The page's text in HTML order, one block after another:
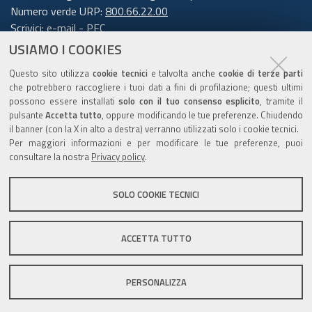
USIAMO I COOKIES
Questo sito utilizza cookie tecnici e talvolta anchecookie di terze parti
che potrebbero raccogliere i tuoi dati a fini di profilazione; questi ultimi
possono essere installatisolo con il tuo consenso esplicito, tramite il
pulsanteAccetta tutto, oppure modificando le tue preferenze. Chiudendo
il banner (con la X in alto a destra) verranno utilizzati solo i cookie tecnici.
Per maggiori informazioni e per modificare le tue preferenze, puoi
consultare la nostra Privacy policy.
SOLO COOKIE TECNICI
ACCETTA TUTTO
PERSONALIZZA
sui servizi offerti.
7. Destinatari dei dati personali
I suoi dati personali non sono oggetto di
comunicazione o diffusione.
8. Trasferimento dei dati personali
a Paesi extra UE
I suoi dati personali non sono trasferiti al di
fuori dell'Unione europea.
9. Periodo di conservazione
I suoi dati sono conservati per un periodo non
superiore a quello necessario per il
Numero verde URP: 800.66.22.00
Scrivici:e-mail-PEC
Trasparenza
Amministrazione trasparente
Note legali e copyright
Privacy e cookie
Gestisci i cookie
Dichiarazione di accessibilità
C.F. 800.625.903.79